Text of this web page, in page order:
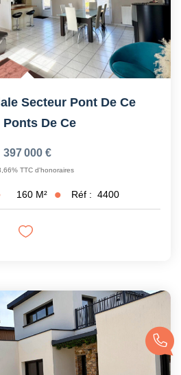
Secteur Pont De Ce
Ponts De Ce
397 000 €
TTC d'honoraires
160 M² Réf : 4400